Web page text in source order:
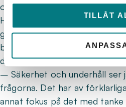
TILLÅT
och haft utlandstjänster i
Han har även jobbat
grundvattenkvalitet,
beredningsprocesser och
det dock en specifik fråga
– Säkerhet och underhåll ser
frågorna. Det har av
annat fokus på det med tanke